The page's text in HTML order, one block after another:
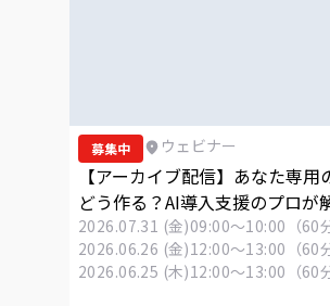
募集中 ウェビナー
【アーカイブ配信】あなた専用
どう作る？AI導入支援のプロが
「Skills」活用ウェビナー
2026.07.31 (金)09:00～10:00（60分
2026.06.26 (金)12:00～13:00（60分
2026.06.25 (木)12:00～13:00（60分